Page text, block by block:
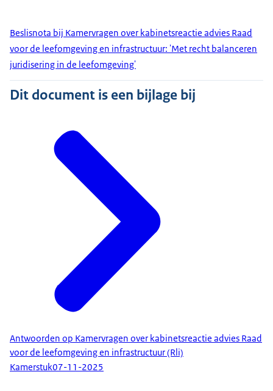
Beslisnota bij Kamervragen over kabinetsreactie advies Raad
voor de leefomgeving en infrastructuur: 'Met recht balanceren
juridisering in de leefomgeving'
Dit document is een bijlage bij
Antwoorden op Kamervragen over kabinetsreactie advies Raad
voor de leefomgeving en infrastructuur (Rli)
Kamerstuk07-11-2025